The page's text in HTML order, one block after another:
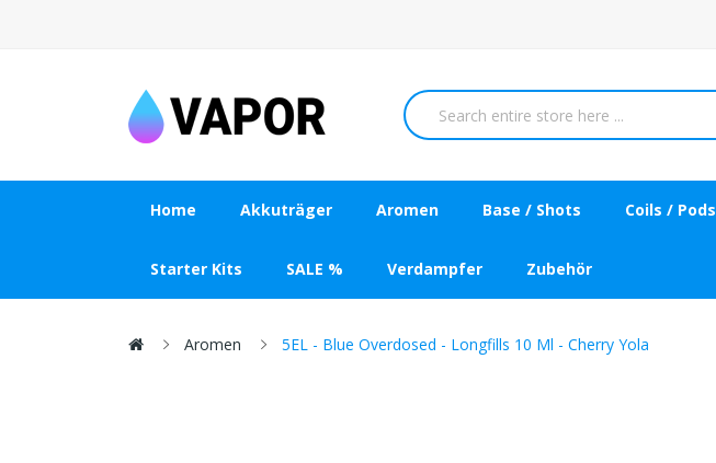
Home Akkuträger Aromen Base / Shots Coils / Pods
Starter Kits SALE % Verdampfer Zubehör
Aromen 5EL - Blue Overdosed - Longfills 10 Ml - Cherry Yola